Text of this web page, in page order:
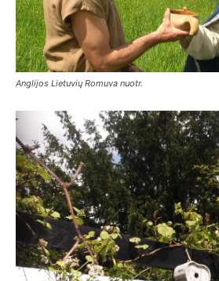
Anglijos Lietuvių Romuva nuotr.